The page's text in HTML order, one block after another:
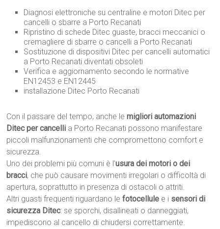
Diagnosi elettroniche su centraline e motori Ditec per
cancelli o sbarre a Porto Recanati
Ripristino di schede Ditec guaste, bracci meccanici o
cremagliere di sbarre o cancelli a Porto Recanati
Sostituzione di dispositivi Ditec per cancelli automatici
a Porto Recanati diventati obsoleti
Verifica e aggiornamento secondo le normative
EN12453 e EN12445
installazione Ditec Porto Recanati
Con il passare del tempo, anche lemigliori automazioni
Ditec per cancelli a Porto Recanati possono manifestare
piccoli malfunzionamenti che compromettono comfort e
sicurezza.
Uno dei problemi più comuni è l’usura dei motori o dei
bracci, che può causare movimenti irregolari o difficoltà di
apertura, soprattutto in presenza di ostacoli o attriti.
Altri guasti frequenti riguardano lefotocellule e i sensori di
sicurezza Ditec: se sporchi, disallineati o danneggiati,
impediscono al cancello di chiudersi correttamente.